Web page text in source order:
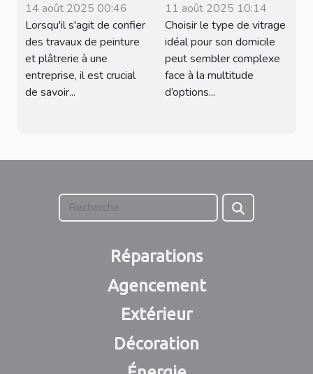
prestations
d'une entreprise
de peinture et
plâtrerie ?
14 août 2025 00:46
Lorsqu'il s'agit de confier
des travaux de peinture
et plâtrerie à une
entreprise, il est crucial
de savoir...
vitrage pour
votre domicile ?
11 août 2025 10:14
Choisir le type de vitrage
idéal pour son domicile
peut sembler complexe
face à la multitude
d’options...
Réparations
Agencement
Extérieur
Décoration